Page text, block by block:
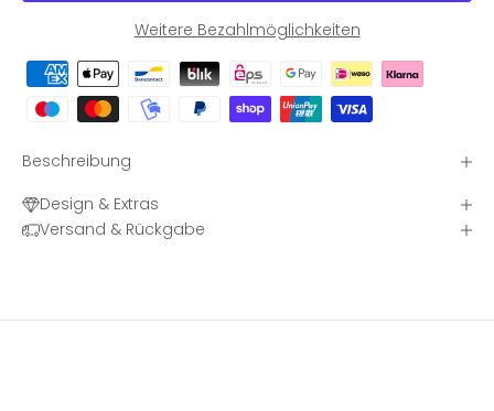
Weitere Bezahlmöglichkeiten
Beschreibung
Design & Extras
Versand & Rückgabe